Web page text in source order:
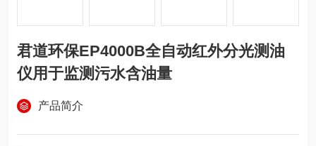
君道环保EP4000B全自动红外分光测油
仪用于监测污水含油量
产品简介